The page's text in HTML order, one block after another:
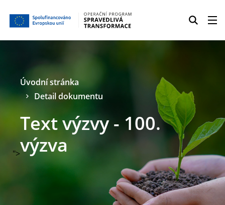
">
Úvodní stránka
Detail dokumentu
Text výzvy - 100.
výzva